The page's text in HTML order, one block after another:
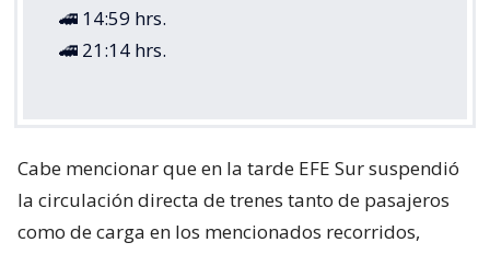
🚄 14:59 hrs.
🚄 21:14 hrs.
Cabe mencionar que en la tarde EFE Sur suspendió
la circulación directa de trenes tanto de pasajeros
como de carga en los mencionados recorridos,